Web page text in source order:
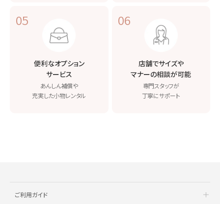
05
便利なオプション
サービス
あんしん補償や
充実した小物レンタル
06
店舗でサイズや
マナーの相談が可能
専門スタッフが
丁寧にサポート
ご利用ガイド